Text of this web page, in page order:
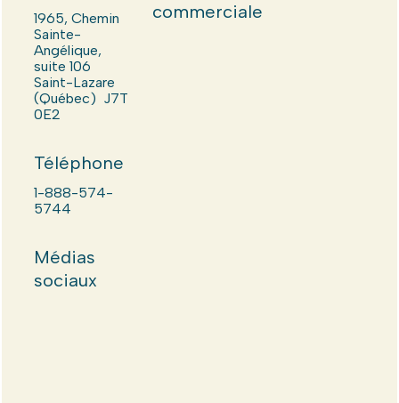
1965, Chemin
Sainte-
Angélique,
suite 106
Saint-Lazare
(Québec) J7T
0E2
Téléphone
1-888-574-
5744
Médias
sociaux
commerciale